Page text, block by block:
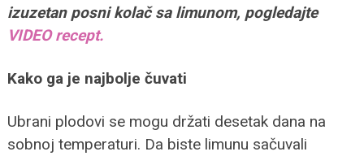
izuzetan posni kolač sa limunom, pogledajte
VIDEO recept.
Kako ga je najbolje čuvati
Ubrani plodovi se mogu držati desetak dana na
sobnoj temperaturi. Da biste limunu sačuvali